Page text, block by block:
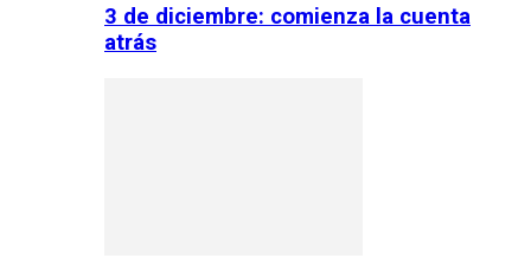
3 de diciembre: comienza la cuenta
atrás